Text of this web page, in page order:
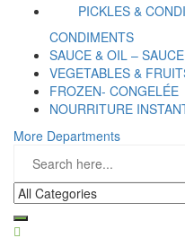
PICKLES &
CONDIMENTS
SAUCE & OIL –
VEGETABLES &
FROZEN- CONGELÉE
NOURRITURE
More Departments